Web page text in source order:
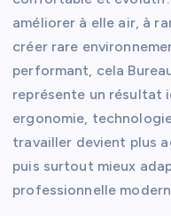
améliorer à elle air, à
créer rare
performant, cela
représente un résultat
ergonomie,
travailler devient plus
puis surtout mieux
professionnelle